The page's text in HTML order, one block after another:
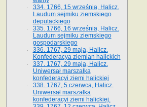
334. 1766, 15 września, Halicz.
Laudum sejmiku ziemskiego
deputackiego
335. 1766, 16 września, Halicz.
Laudum sejmiku ziemskiego
gospodarskiego
336. 1767, 29 maja, Halicz.
Konfederacya ziemian halickich
337. 1767, 29 maja, Halicz.
Uniwersał marszałka
konfederacyi ziemi halickiej
338. 1767, 5 czerwca, Halicz.
Uniwersał marszałka
konfederacyi ziemi halickiej.